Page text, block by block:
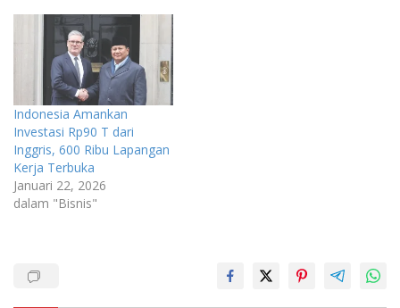
Indonesia Amankan
Investasi Rp90 T dari
Inggris, 600 Ribu Lapangan
Kerja Terbuka
Januari 22, 2026
dalam "Bisnis"